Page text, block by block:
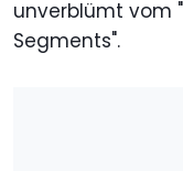
unverblümt vom
Segments".